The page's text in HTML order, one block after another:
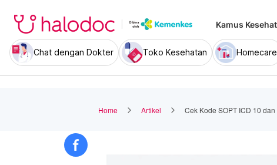
Kamus
Chat dengan Dokter Toko Kesehatan Homecare
Home Artikel Cek Kode SOPT ICD 10